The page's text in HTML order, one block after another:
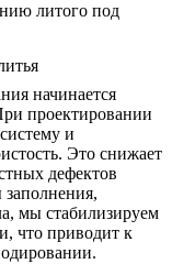
литого под
начинается
проектировании
и
Это снижает
дефектов
мы стабилизируем
что приводит к